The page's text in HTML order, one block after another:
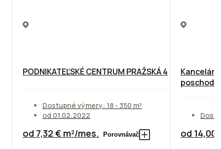
PODNIKATEĽSKÉ CENTRUM PRAŽSKÁ 4
Dostupné výmery: 18 - 350 m²
od 01.02.2022
od 7,32 € m²/mes. Porovnávač
poschodie
od 14,00